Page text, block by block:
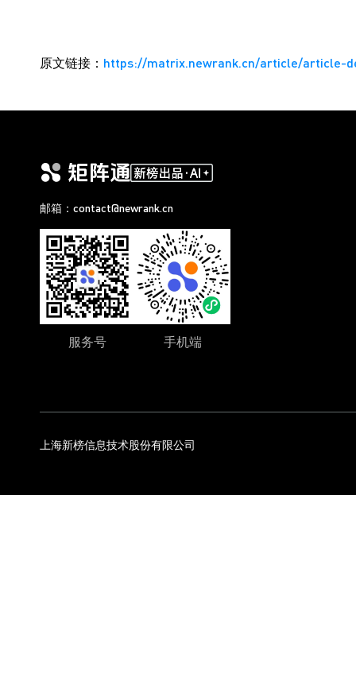
原文链接： https://matrix.newrank.cn/article/article-
邮箱：contact@newrank.cn
服务号 手机端
上海新榜信息技术股份有限公司